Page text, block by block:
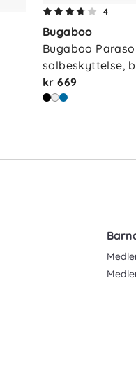
4
Bugaboo
Bugaboo
solbeskyttelse,
kr 669